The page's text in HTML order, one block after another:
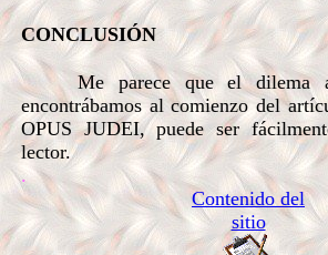
CONCLUSIÓN
Me parece que el dilema
encontrábamos al comienzo del
OPUS JUDEI, puede ser
lector.
.
Contenido del
sitio